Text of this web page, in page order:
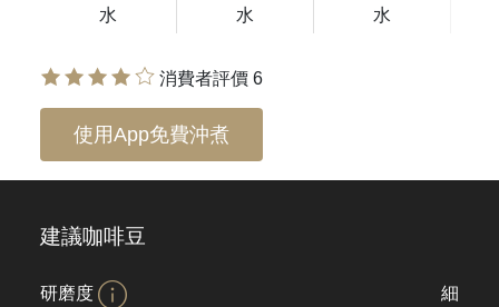
水
水
水
消費者評價 6
使用App免費沖煮
建議咖啡豆
研磨度 細